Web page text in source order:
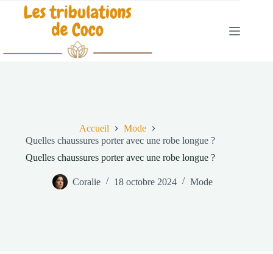
Accueil
Mode
Quelles chaussures porter avec une robe longue ?
Quelles chaussures porter avec une robe longue ?
Coralie 18 octobre 2024 Mode